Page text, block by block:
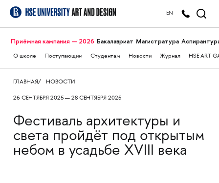
EN
Приёмная кампания — 2026 Бакалавриат Магистратура
О школе Поступающим Студентам Новости Журнал HSE ART
ГЛАВНАЯ НОВОСТИ
26 СЕНТЯБРЯ 2025 — 28 СЕНТЯБРЯ 2025
Фестиваль архитектуры и
света пройдёт под открытым
небом в усадьбе XVIII века